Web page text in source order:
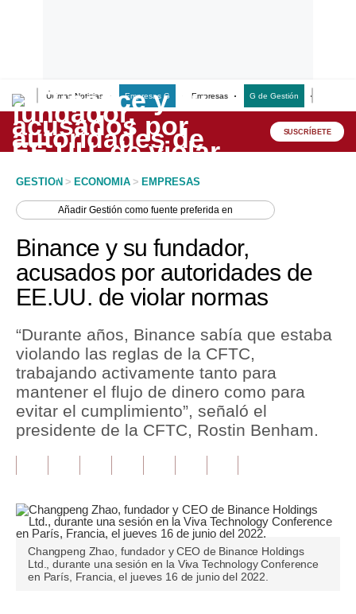
Últimas Noticias Empresas G Empresas G de Gestión
Lo último
Peru Quiosco
Economía
Mercados
Política
Tu Dinero
Finanzas Personales
Opinión
Editorial
Pregunta de hoy
SUSCRÍBETE
GESTION > ECONOMIA > EMPRESAS
AñadirGestión como fuente preferida en
Binance y su fundador,
acusados por autoridades de
EE.UU. de violar normas
“Durante años, Binance sabía que estaba
violando las reglas de la CFTC,
trabajando activamente tanto para
mantener el flujo de dinero como para
evitar el cumplimiento”, señaló el
presidente de la CFTC, Rostin Benham.
Changpeng Zhao, fundador y CEO de Binance Holdings
Ltd., durante una sesión en la Viva Technology Conference
en París, Francia, el jueves 16 de junio del 2022.